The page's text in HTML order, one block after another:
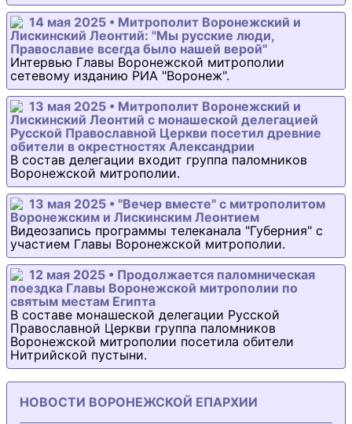
14 мая 2025 • Митрополит Воронежский и
Лискинский Леонтий: "Мы русские люди,
Православие всегда было нашей верой"
Интервью Главы Воронежской митрополии
сетевому изданию РИА "Воронеж".
13 мая 2025 • Митрополит Воронежский и
Лискинский Леонтий с монашеской делегацией
Русской Православной Церкви посетил древние
обители в окрестностях Александрии
В состав делегации входит группа паломников
Воронежской митрополии.
13 мая 2025 • "Вечер вместе" с митрополитом
Воронежским и Лискинским Леонтием
Видеозапись программы телеканала "Губерния" с
участием Главы Воронежской митрополии.
12 мая 2025 • Продолжается паломническая
поездка Главы Воронежской митрополии по
святым местам Египта
В составе монашеской делегации Русской
Православной Церкви группа паломников
Воронежской митрополии посетила обители
Нитрийской пустыни.
НОВОСТИ ВОРОНЕЖСКОЙ ЕПАРХИИ